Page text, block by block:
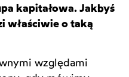
kapitałowa. Jakbyś
właściwie o taką
względami